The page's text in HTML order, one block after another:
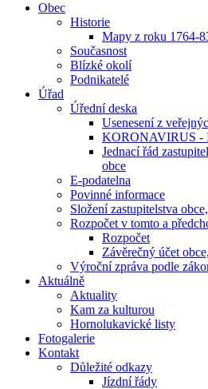
Obec
Historie
Mapy z roku 1764-
Současnost
Blízké okolí
Podnikatelé
Úřad
Úřední deska
Usenesení z
KORONAVIRUS -
Jednací řád
obce
E-podatelna
Povinné informace
Složení zastupitelstva
Rozpočet v tomto a
Rozpočet
Závěrečný účet
Výroční zpráva podle
Aktuálně
Aktuality
Kam za kulturou
Hornolukavické listy
Fotogalerie
Kontakt
Důležité odkazy
Jízdní řády